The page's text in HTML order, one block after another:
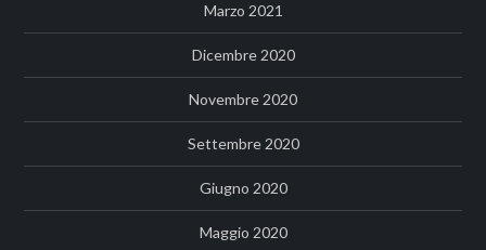
Marzo 2021
Dicembre 2020
Novembre 2020
Settembre 2020
Giugno 2020
Maggio 2020